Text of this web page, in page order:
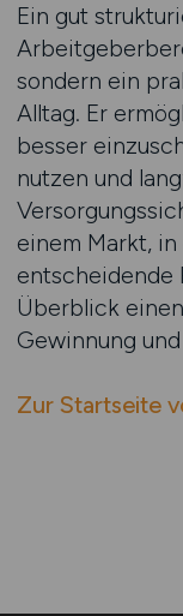
Ein gut
sondern ein
Alltag. Er
besser
nutzen und
einem Markt,
entscheidende
Überblick
Gewinnung
Zur Startseite